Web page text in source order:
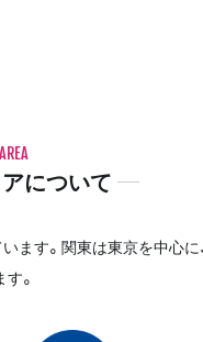
AREA
について
す。関東は東京を中心に
す。